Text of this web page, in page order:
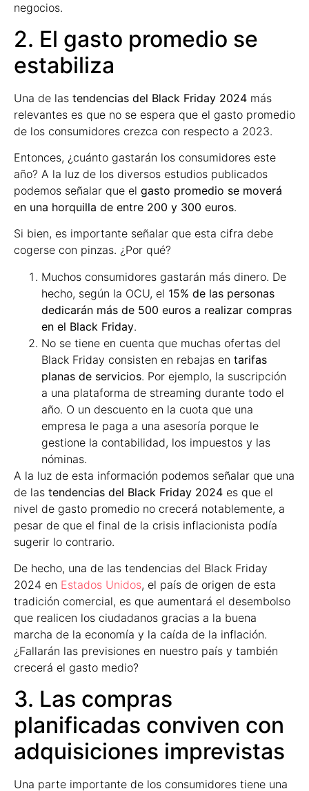
negocios.
2. El gasto promedio se
estabiliza
Una de las tendencias del Black Friday 2024 más
relevantes es que no se espera que el gasto promedio
de los consumidores crezca con respecto a 2023.
Entonces, ¿cuánto gastarán los consumidores este
año? A la luz de los diversos estudios publicados
podemos señalar que el gasto promedio se moverá
en una horquilla de entre 200 y 300 euros.
Si bien, es importante señalar que esta cifra debe
cogerse con pinzas. ¿Por qué?
Muchos consumidores gastarán más dinero. De
hecho, según la OCU, el 15% de las personas
dedicarán más de 500 euros a realizar compras
en el Black Friday.
No se tiene en cuenta que muchas ofertas del
Black Friday consisten en rebajas en tarifas
planas de servicios. Por ejemplo, la suscripción
a una plataforma de streaming durante todo el
año. O un descuento en la cuota que una
empresa le paga a una asesoría porque le
gestione la contabilidad, los impuestos y las
nóminas.
A la luz de esta información podemos señalar que una
de las tendencias del Black Friday 2024 es que el
nivel de gasto promedio no crecerá notablemente, a
pesar de que el final de la crisis inflacionista podía
sugerir lo contrario.
De hecho, una de las tendencias del Black Friday
2024 en Estados Unidos, el país de origen de esta
tradición comercial, es que aumentará el desembolso
que realicen los ciudadanos gracias a la buena
marcha de la economía y la caída de la inflación.
¿Fallarán las previsiones en nuestro país y también
crecerá el gasto medio?
3. Las compras
planificadas conviven con
adquisiciones imprevistas
Una parte importante de los consumidores tiene una